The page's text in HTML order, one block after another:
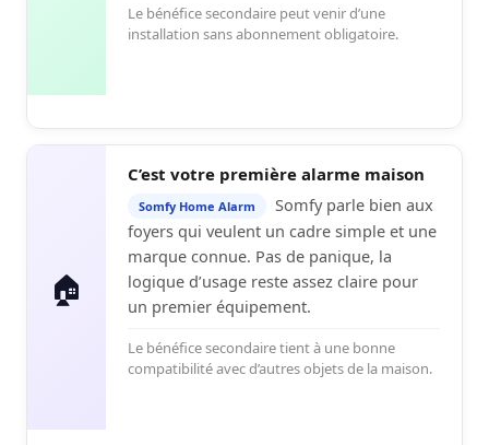
Le bénéfice secondaire peut venir d’une
installation sans abonnement obligatoire.
🏠
C’est votre première alarme maison
Somfy Home Alarm
Somfy parle bien aux
foyers qui veulent un cadre simple et une
marque connue. Pas de panique, la
logique d’usage reste assez claire pour
un premier équipement.
Le bénéfice secondaire tient à une bonne
compatibilité avec d’autres objets de la maison.